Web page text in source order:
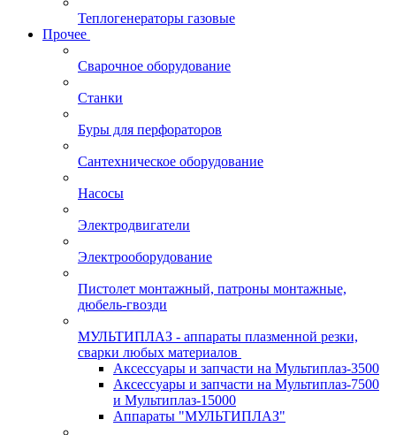
Теплогенераторы газовые
Прочее
Сварочное оборудование
Станки
Буры для перфораторов
Сантехническое оборудование
Насосы
Электродвигатели
Электрооборудование
Пистолет монтажный, патроны монтажные,
дюбель-гвозди
МУЛЬТИПЛАЗ - аппараты плазменной резки,
сварки любых материалов
Аксессуары и запчасти на Мультиплаз-3500
Аксессуары и запчасти на Мультиплаз-7500
и Мультиплаз-15000
Аппараты "МУЛЬТИПЛАЗ"